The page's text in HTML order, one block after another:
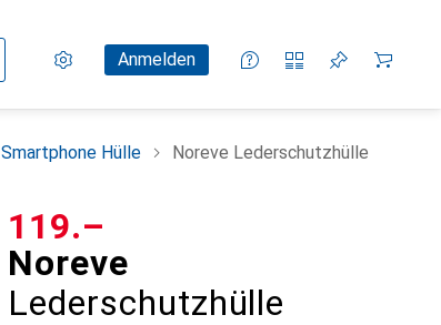
Einstellungen
KundenkontoAnmelden
Vergleichslisten
Merklisten
Warenkorb
Smartphone Hülle Noreve Lederschutzhülle
Noreve
Lederschutzhülle
CHF
119.–